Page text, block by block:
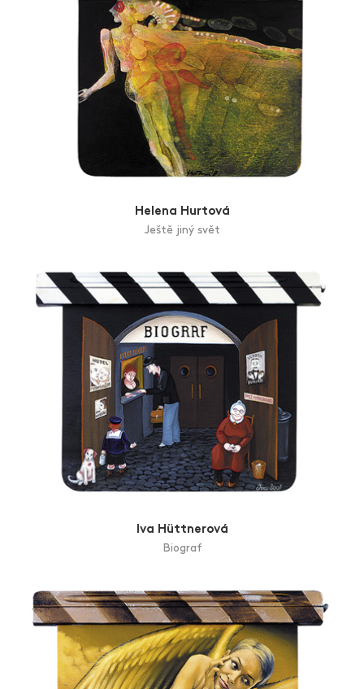
Helena Hurtová
Ještě jiný svět
Iva Hüttnerová
Biograf